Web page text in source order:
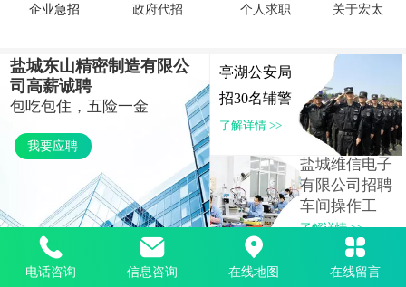
盐城市图书馆公开招用政府购买服务用工公告
个人求职
企业急招 政府代招 关于宏太
盐城东山精密制造有限公
司高薪诚聘
包吃包住，五险一金
我要应聘
亭湖公安局
招30名辅警
了解详情 >>
盐城维信电子
有限公司招聘
车间操作工
了解详情 >>
电话咨询 信息咨询 在线地图 在线留言